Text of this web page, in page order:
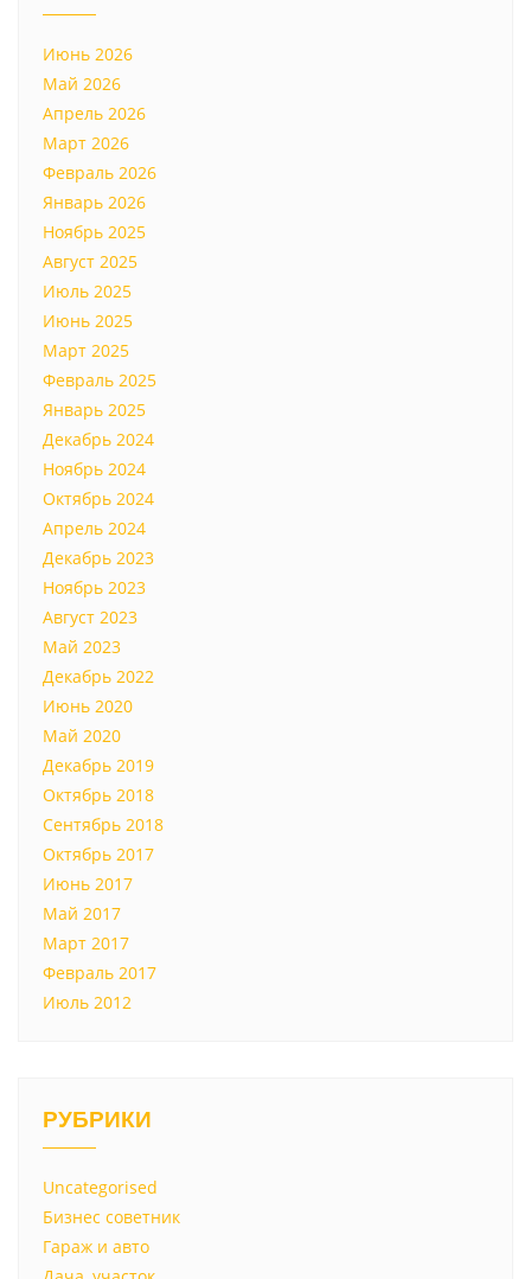
Июнь 2026
Май 2026
Апрель 2026
Март 2026
Февраль 2026
Январь 2026
Ноябрь 2025
Август 2025
Июль 2025
Июнь 2025
Март 2025
Февраль 2025
Январь 2025
Декабрь 2024
Ноябрь 2024
Октябрь 2024
Апрель 2024
Декабрь 2023
Ноябрь 2023
Август 2023
Май 2023
Декабрь 2022
Июнь 2020
Май 2020
Декабрь 2019
Октябрь 2018
Сентябрь 2018
Октябрь 2017
Июнь 2017
Май 2017
Март 2017
Февраль 2017
Июль 2012
РУБРИКИ
Uncategorised
Бизнес советник
Гараж и авто